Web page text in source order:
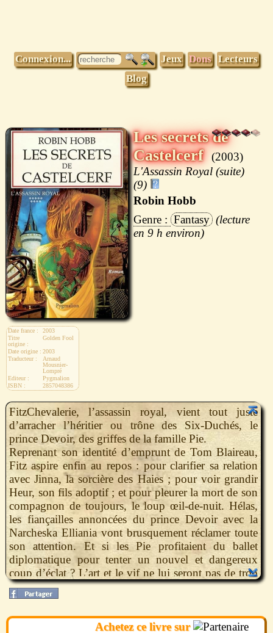
Connexion... Jeux Dons Lecteurs
Blog
Date france :
2003
Titre
origine :
Golden Fool
Date origine : 2003
Traducteur :
Arnaud
Mousnier-
Lompré
Editeur :
Pygmalion
ISBN :
2857048386
Les secrets de
Castelcerf
2003
L'Assassin Royal (suite)
(9)
Robin Hobb
Fantasy
9 h
FitzChevalerie, l’assassin royal, vient tout juste
d’arracher l’héritier ou trône des Six-Duchés, le
prince Devoir, des griffes de la famille Pie.
Reprenant son identité d’emprunt de Tom Blaireau,
Fitz aspire enfin au repos : pour clarifier sa relation
avec Jinna, la sorcière des Haies ; pour voir grandir
Heur, son fils adoptif ; et pour pleurer la mort de son
compagnon de toujours, le loup œil-de-nuit. Hélas,
les fiançailles annoncées du prince Devoir avec la
Narcheska Elliania vont brusquement réclamer toute
son attention. Et si les Pie profitaient du ballet
diplomatique pour tenter un nouvel et dangereux
coup d’éclat ? L’art et le vif ne lui seront pas de trop
pour percer à jour tous les secrets de Castelcerf...
Achetez ce livre sur